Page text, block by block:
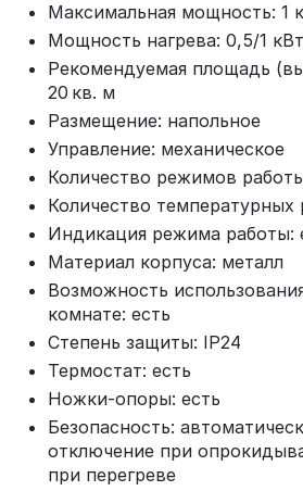
Максимальная мощность: 1
Мощность нагрева: 0,5/1 кВт
Рекомендуемая площадь
20 кв. м
Размещение: напольное
Управление: механическое
Количество режимов
Количество
Индикация режима работы:
Материал корпуса: металл
Возможность
комнате: есть
Степень защиты: IP24
Термостат: есть
Ножки‑опоры: есть
Безопасность:
отключение при
при перегреве